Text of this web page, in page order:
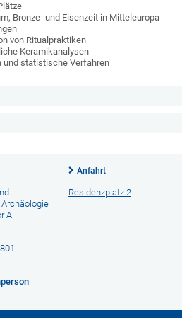
Bronze- und Eisenzeit in Mitteleuropa
von Ritualpraktiken
Keramikanalysen
und statistische Verfahren
A
Anfahrt
Residenzplatz 2